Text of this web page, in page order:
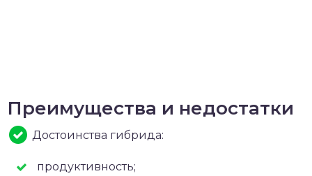
Преимущества и недостатки
Достоинства гибрида:
продуктивность;